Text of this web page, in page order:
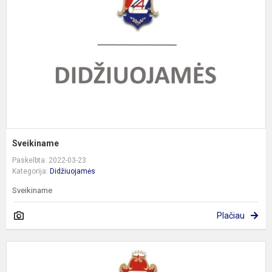
Sveikiname
Paskelbta: 2022-03-23
Kategorija: Didžiuojamės
Sveikiname
Plačiau